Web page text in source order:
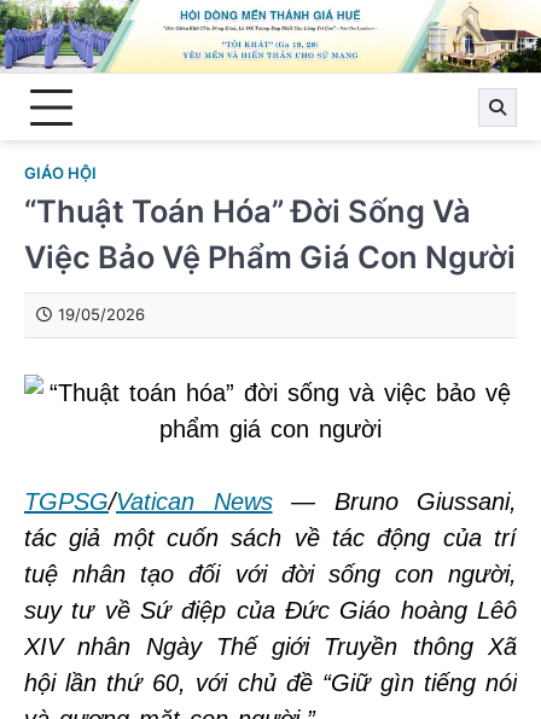
Skip
to
content
GIÁO HỘI
“Thuật Toán Hóa” Đời Sống Và
Việc Bảo Vệ Phẩm Giá Con Người
19/05/2026
TGPSG/Vatican News— Bruno Giussani,
tác giả một cuốn sách về tác động của trí
tuệ nhân tạo đối với đời sống con người,
suy tư về Sứ điệp của Đức Giáo hoàng Lêô
XIV nhân Ngày Thế giới Truyền thông Xã
hội lần thứ 60, với chủ đề “Giữ gìn tiếng nói